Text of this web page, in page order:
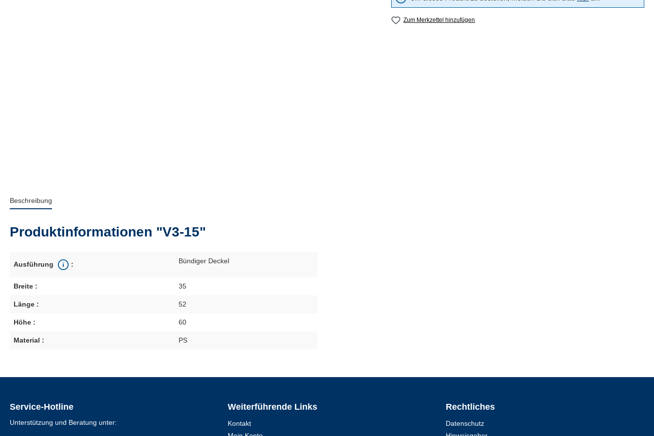
Zum Merkzettel hinzufügen
Beschreibung
Produktinformationen "V3-15"
Ausführung : Bündiger Deckel
Breite : 35
Länge : 52
Höhe : 60
Material : PS
Service-Hotline
Unterstützung und Beratung unter:
Weiterführende Links
Kontakt
Rechtliches
Datenschutz